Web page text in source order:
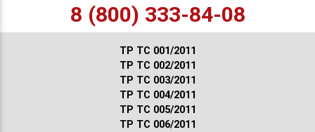
8 (800) 333-84-08
ТР ТС 001/2011
ТР ТС 002/2011
ТР ТС 003/2011
ТР ТС 004/2011
ТР ТС 005/2011
ТР ТС 006/2011